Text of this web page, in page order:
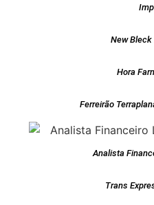
New Bleck
Hora
Ferreirão
Analista
Trans